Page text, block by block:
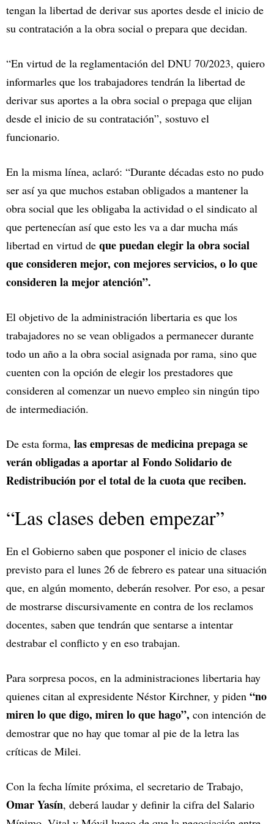
tengan la libertad de derivar sus aportes desde el inicio de
su contratación a la obra social o prepara que decidan.
“En virtud de la reglamentación del DNU 70/2023, quiero
informarles que los trabajadores tendrán la libertad de
derivar sus aportes a la obra social o prepaga que elijan
desde el inicio de su contratación”, sostuvo el
funcionario.
En la misma línea, aclaró: “Durante décadas esto no pudo
ser así ya que muchos estaban obligados a mantener la
obra social que les obligaba la actividad o el sindicato al
que pertenecían así que esto les va a dar mucha más
libertad en virtud de que puedan elegir la obra social
que consideren mejor, con mejores servicios, o lo que
consideren la mejor atención”.
El objetivo de la administración libertaria es que los
trabajadores no se vean obligados a permanecer durante
todo un año a la obra social asignada por rama, sino que
cuenten con la opción de elegir los prestadores que
consideren al comenzar un nuevo empleo sin ningún tipo
de intermediación.
De esta forma, las empresas de medicina prepaga se
verán obligadas a aportar al Fondo Solidario de
Redistribución por el total de la cuota que reciben.
“Las clases deben empezar”
En el Gobierno saben que posponer el inicio de clases
previsto para el lunes 26 de febrero es patear una situación
que, en algún momento, deberán resolver. Por eso, a pesar
de mostrarse discursivamente en contra de los reclamos
docentes, saben que tendrán que sentarse a intentar
destrabar el conflicto y en eso trabajan.
Para sorpresa pocos, en la administraciones libertaria hay
quienes citan al expresidente Néstor Kirchner, y piden “no
miren lo que digo, miren lo que hago”, con intención de
demostrar que no hay que tomar al pie de la letra las
críticas de Milei.
Con la fecha límite próxima, el secretario de Trabajo,
Omar Yasín, deberá laudar y definir la cifra del Salario